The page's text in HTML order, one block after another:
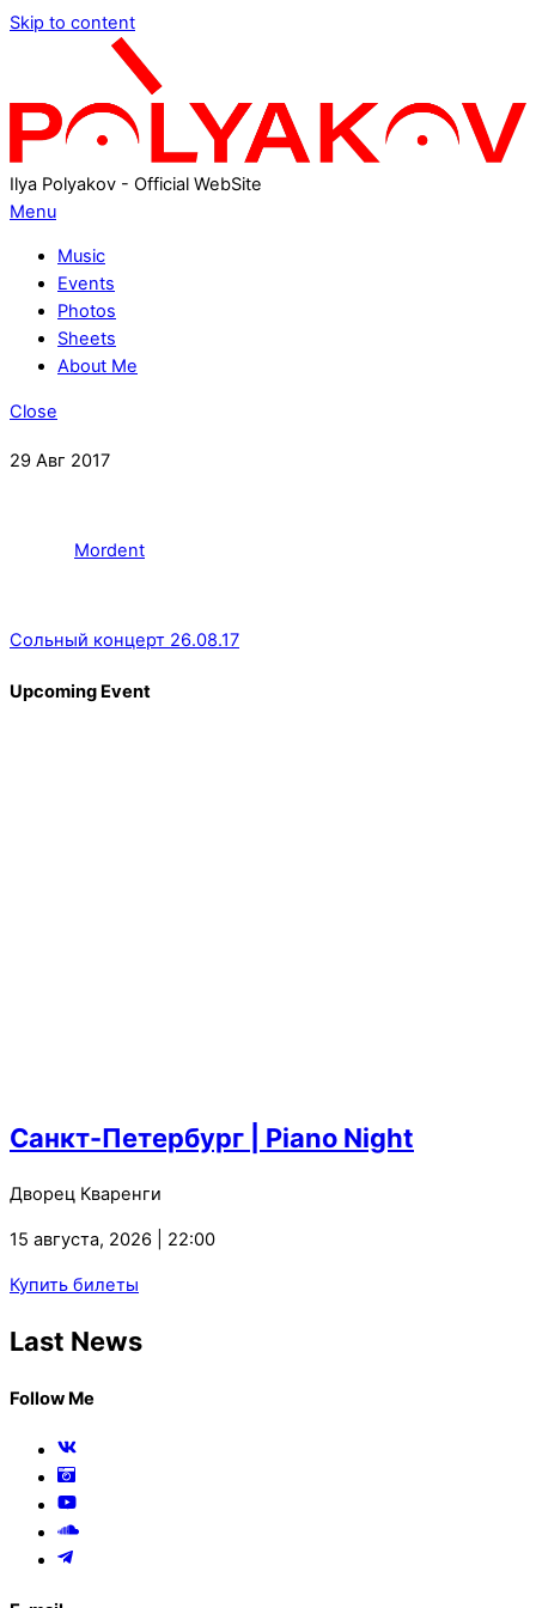
Skip to content
Ilya Polyakov - Official WebSite
Menu
Music
Events
Photos
Sheets
About Me
Close
29 Авг 2017
Mordent
Сольный концерт 26.08.17
Upcoming Event
Санкт-Петербург | Piano Night
Дворец Кваренги
15 августа, 2026 | 22:00
Купить билеты
Last News
Follow Me